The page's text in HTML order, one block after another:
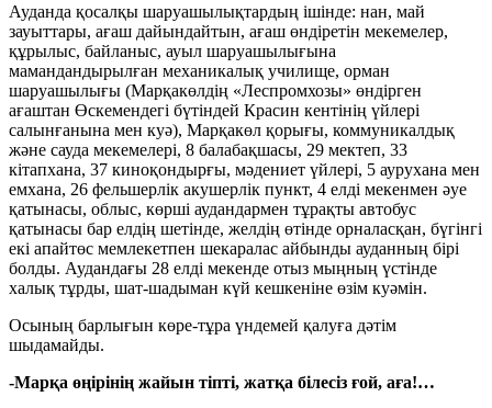
Ауданда қосалқы шаруашылықтардың ішінде: нан, май
зауыттары, ағаш дайындайтын, ағаш өндіретін мекемелер,
құрылыс, байланыс, ауыл шаруашылығына
мамандандырылған механикалық училище, орман
шаруашылығы (Марқакөлдің «Леспромхозы» өндірген
ағаштан Өскемендегі бүтіндей Красин кентінің үйлері
салынғанына мен куә), Марқакөл қорығы, коммуникалдық
және сауда мекемелері, 8 балабақшасы, 29 мектеп, 33
кітапхана, 37 киноқондырғы, мәдениет үйлері, 5 аурухана мен
емхана, 26 фельшерлік акушерлік пункт, 4 елді мекенмен әуе
қатынасы, облыс, көрші аудандармен тұрақты автобус
қатынасы бар елдің шетінде, желдің өтінде орналасқан, бүгінгі
екі апайтөс мемлекетпен шекаралас айбынды ауданның бірі
болды. Аудандағы 28 елді мекенде отыз мыңның үстінде
халық тұрды, шат-шадыман күй кешкеніне өзім куәмін.
Осының барлығын көре-тұра үндемей қалуға дәтім
шыдамайды.
-Марқа өңірінің жайын тіпті, жатқа білесіз ғой, аға!…